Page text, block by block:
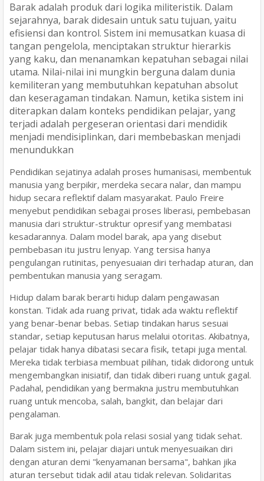
Barak adalah produk dari logika militeristik. Dalam
sejarahnya, barak didesain untuk satu tujuan, yaitu
efisiensi dan kontrol. Sistem ini memusatkan kuasa di
tangan pengelola, menciptakan struktur hierarkis
yang kaku, dan menanamkan kepatuhan sebagai nilai
utama. Nilai-nilai ini mungkin berguna dalam dunia
kemiliteran yang membutuhkan kepatuhan absolut
dan keseragaman tindakan. Namun, ketika sistem ini
diterapkan dalam konteks pendidikan pelajar, yang
terjadi adalah pergeseran orientasi dari mendidik
menjadi mendisiplinkan, dari membebaskan menjadi
menundukkan
Pendidikan sejatinya adalah proses humanisasi, membentuk
manusia yang berpikir, merdeka secara nalar, dan mampu
hidup secara reflektif dalam masyarakat. Paulo Freire
menyebut pendidikan sebagai proses liberasi, pembebasan
manusia dari struktur-struktur opresif yang membatasi
kesadarannya. Dalam model barak, apa yang disebut
pembebasan itu justru lenyap. Yang tersisa hanya
pengulangan rutinitas, penyesuaian diri terhadap aturan, dan
pembentukan manusia yang seragam.
Hidup dalam barak berarti hidup dalam pengawasan
konstan. Tidak ada ruang privat, tidak ada waktu reflektif
yang benar-benar bebas. Setiap tindakan harus sesuai
standar, setiap keputusan harus melalui otoritas. Akibatnya,
pelajar tidak hanya dibatasi secara fisik, tetapi juga mental.
Mereka tidak terbiasa membuat pilihan, tidak didorong untuk
mengembangkan inisiatif, dan tidak diberi ruang untuk gagal.
Padahal, pendidikan yang bermakna justru membutuhkan
ruang untuk mencoba, salah, bangkit, dan belajar dari
pengalaman.
Barak juga membentuk pola relasi sosial yang tidak sehat.
Dalam sistem ini, pelajar diajari untuk menyesuaikan diri
dengan aturan demi "kenyamanan bersama", bahkan jika
aturan tersebut tidak adil atau tidak relevan. Solidaritas